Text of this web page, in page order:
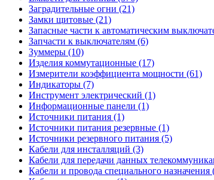
Заградительные огни (21)
Замки щитовые (21)
Запасные части к автоматическим
Запчасти к выключателям (6)
Зуммеры (10)
Изделия коммутационные (17)
Измерители коэффициента мощности (61)
Индикаторы (7)
Инструмент электрический (1)
Информационные панели (1)
Источники питания (1)
Источники питания резервные (1)
Источники резервного питания (5)
Кабели для инсталляций (3)
Кабели для передачи данных
Кабели и провода специального назначения